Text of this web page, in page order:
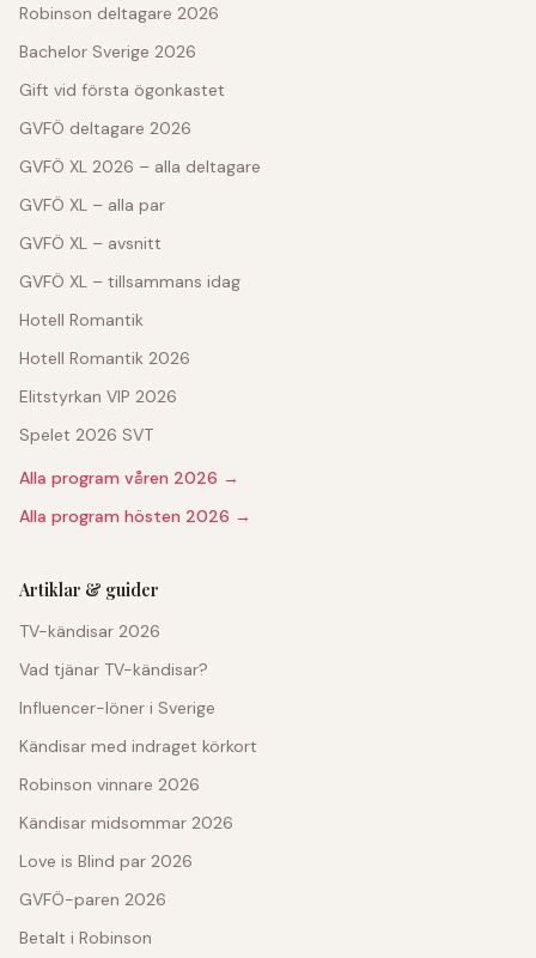
Robinson deltagare 2026
Bachelor Sverige 2026
Gift vid första ögonkastet
GVFÖ deltagare 2026
GVFÖ XL 2026 – alla deltagare
GVFÖ XL – alla par
GVFÖ XL – avsnitt
GVFÖ XL – tillsammans idag
Hotell Romantik
Hotell Romantik 2026
Elitstyrkan VIP 2026
Spelet 2026 SVT
Alla program våren 2026 →
Alla program hösten 2026 →
Artiklar & guider
TV-kändisar 2026
Vad tjänar TV-kändisar?
Influencer-löner i Sverige
Kändisar med indraget körkort
Robinson vinnare 2026
Kändisar midsommar 2026
Love is Blind par 2026
GVFÖ-paren 2026
Betalt i Robinson